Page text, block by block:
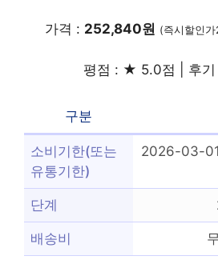
가격 : 252,840원 (즉시할인
평점 : ★ 5.0점 | 후기
구분
소비기한(또는
유통기한)
2026-03-
단계
배송비